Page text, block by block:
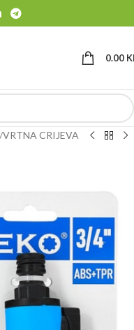
0.00
VRTNA CRIJEVA